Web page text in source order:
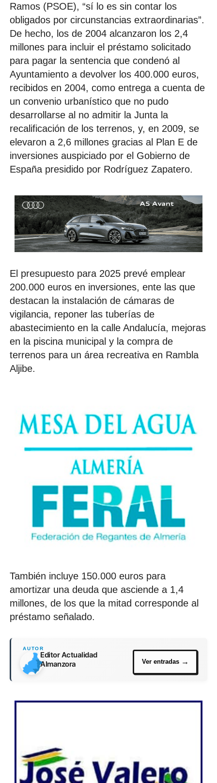
Ramos (PSOE), “sí lo es sin contar los
obligados por circunstancias extraordinarias”.
De hecho, los de 2004 alcanzaron los 2,4
millones para incluir el préstamo solicitado
para pagar la sentencia que condenó al
Ayuntamiento a devolver los 400.000 euros,
recibidos en 2004, como entrega a cuenta de
un convenio urbanístico que no pudo
desarrollarse al no admitir la Junta la
recalificación de los terrenos, y, en 2009, se
elevaron a 2,6 millones gracias al Plan E de
inversiones auspiciado por el Gobierno de
España presidido por Rodríguez Zapatero.
El presupuesto para 2025 prevé emplear
200.000 euros en inversiones, ente las que
destacan la instalación de cámaras de
vigilancia, reponer las tuberías de
abastecimiento en la calle Andalucía, mejoras
en la piscina municipal y la compra de
terrenos para un área recreativa en Rambla
Aljibe.
También incluye 150.000 euros para
amortizar una deuda que asciende a 1,4
millones, de los que la mitad corresponde al
préstamo señalado.
Editor Actualidad
Almanzora